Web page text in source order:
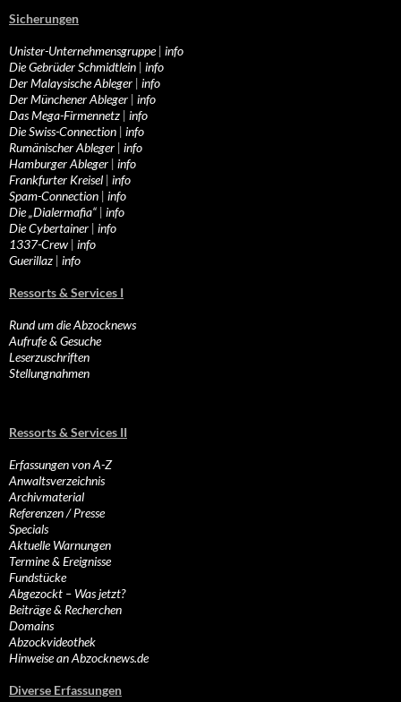
Sicherungen
Unister-Unternehmensgruppe| info
Die Gebrüder Schmidtlein | info
Der Malaysische Ableger | info
Der Münchener Ableger | info
Das Mega-Firmennetz | info
Die Swiss-Connection | info
Rumänischer Ableger | info
Hamburger Ableger | info
Frankfurter Kreisel | info
Spam-Connection | info
Die „Dialermafia“ | info
Die Cybertainer | info
1337-Crew | info
Guerillaz | info
Ressorts & Services I
Rund um die Abzocknews
Aufrufe & Gesuche
Leserzuschriften
Stellungnahmen
Ressorts & Services II
Erfassungen von A-Z
Anwaltsverzeichnis
Archivmaterial
Referenzen / Presse
Specials
Aktuelle Warnungen
Termine & Ereignisse
Fundstücke
Abgezockt – Was jetzt?
Beiträge & Recherchen
Domains
Abzockvideothek
Hinweise an Abzocknews.de
Diverse Erfassungen